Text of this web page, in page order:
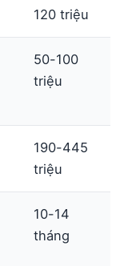
120 triệu
50-100
triệu
190-445
triệu
10-14
tháng